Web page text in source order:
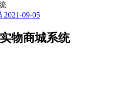
2021-09-05
物商城系统